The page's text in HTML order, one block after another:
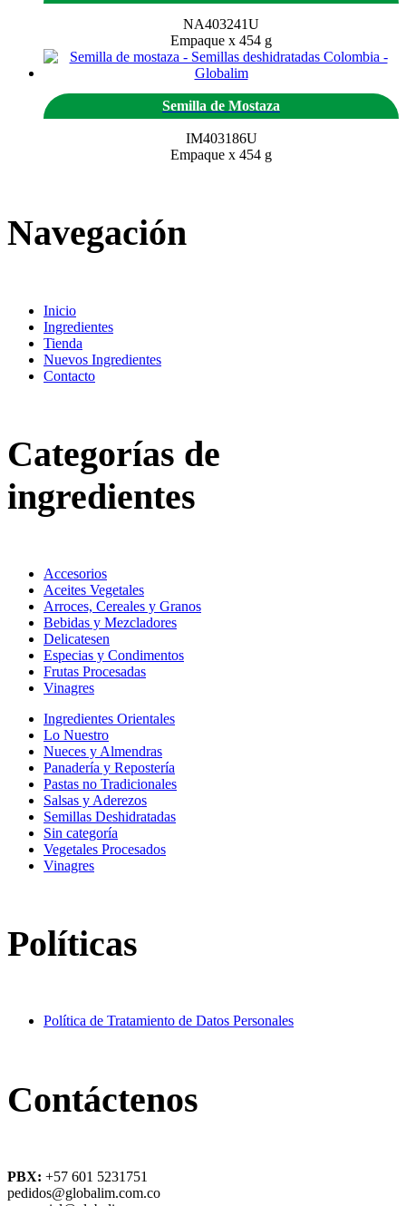
NA403241U
Empaque x 454 g
Semilla de Mostaza
IM403186U
Empaque x 454 g
Navegación
Inicio
Ingredientes
Tienda
Nuevos Ingredientes
Contacto
Categorías de
ingredientes
Accesorios
Aceites Vegetales
Arroces, Cereales y Granos
Bebidas y Mezcladores
Delicatesen
Especias y Condimentos
Frutas Procesadas
Vinagres
Ingredientes Orientales
Lo Nuestro
Nueces y Almendras
Panadería y Repostería
Pastas no Tradicionales
Salsas y Aderezos
Semillas Deshidratadas
Sin categoría
Vegetales Procesados
Vinagres
Políticas
Política de Tratamiento de Datos Personales
Contáctenos
PBX: +57 601 5231751
pedidos@globalim.com.co